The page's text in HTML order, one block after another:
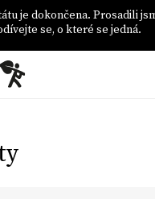
je dokončena. Prosadili
se, o které se jedná.